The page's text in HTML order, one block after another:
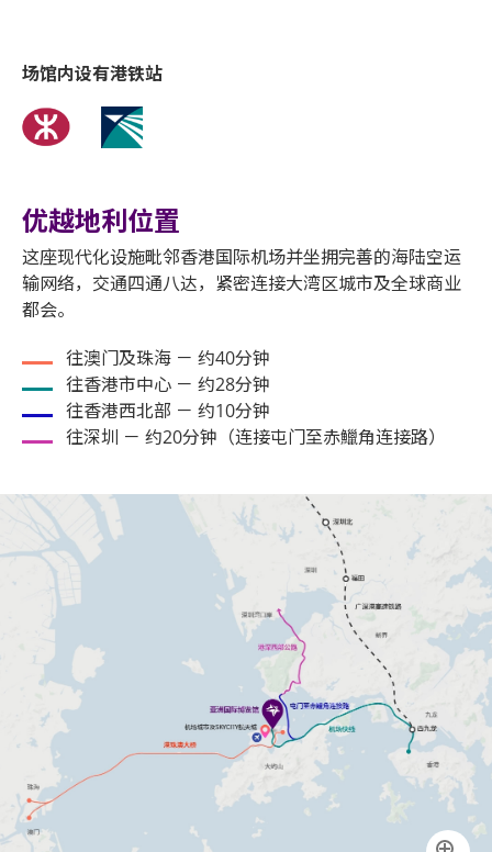
场馆内设有港铁站
优越地利位置
这座现代化设施毗邻香港国际机场并坐拥完善的海陆空运
输网络，交通四通八达，紧密连接大湾区城市及全球商业
都会。
往澳门及珠海 － 约40分钟
往香港市中心 － 约28分钟
往香港西北部 － 约10分钟
往深圳 － 约20分钟（连接屯门至赤鱲角连接路）